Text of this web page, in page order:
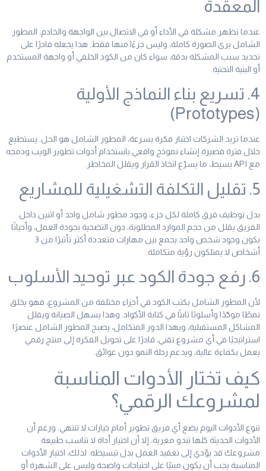
المعقدة
عندما تظهر مشكلة في الأداء أو في الاتصال بين الواجهة والخادم، المطور
الشامل يرى الصورة كاملة، وليس جزءًا منها فقط. هذا يجعله قادرًا على
تحديد سبب المشكلة بدقة، سواء كان من الكود الخلفي أو واجهة المستخدم
أو البنية التحتية.
4. تسريع بناء النماذج الأولية
(Prototypes)
عندما تريد الشركات اختبار فكرة بسرعة، المطور الشامل هو الحل. يستطيع
خلال فترة قصيرة إنشاء نموذج واقعي باستخدام أدوات تطوير الويب ودمجه
مع API بسيط، ما يسرّع اتخاذ القرار ويقلل المخاطر.
5. تقليل التكلفة التشغيلية للمشاريع
بدل توظيف فرق كاملة لكل جزء، وجود مطور شامل واحد أو اثنين داخل
الفريق يقلل من حجم الموارد المطلوبة، دون التضحية بجودة العمل، وأحيانًا
يكون وجود شخص واحد يجمع بين مهارات متعددة أكثر تأثيرًا من 3
أشخاص لا يمتلكون رؤية متكاملة.
6. رفع جودة الكود عبر توحيد الأسلوب
لأن المطور الشامل يكتب الكود في أجزاء مختلفة من المشروع، فهو يخلق
نمطًا موحّدًا وأسلوبًا ثابتًا في كتابة الأكواد. وهذا يسهل الصيانة ويقلل
المشاكل المستقبلية، وبهذا الدور المتكامل، يصبح المطور الشامل عنصرًا
استراتيجيًا في أي مشروع تقني، قادرًا على تحويل الفكرة إلى منتج رقمي
يعمل بكفاءة عالية، ويدعم رحلة النمو دون عوائق.
كيف تختار الأدوات المناسبة
لمشروعك الرقمي؟
تنوع الأدوات اليوم يضع أي فريق تطوير أمام خيارات لا تنتهي. ورغم أن
الأدوات الحديثة كلها تبدو مغرية، إلا أن اختيار أداة لا تناسب طبيعة
مشروعك قد يؤدي إلى تعقيد العمل بدل تبسيطه. لذلك، اختيار الأدوات
المناسبة يجب أن يكون مبنيًا على احتياجات واضحة وليس على الشهرة أو